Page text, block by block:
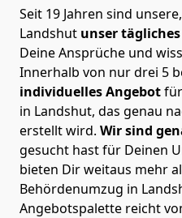
Seit 19 Jahren sind
Landshut unser
Deine Ansprüche und
Innerhalb von nur drei 5
individuelles Angebot
in Landshut, das genau
erstellt wird. Wir sind
gesucht hast für Deinen
bieten Dir weitaus mehr
Behördenumzug in
Angebotspalette reicht